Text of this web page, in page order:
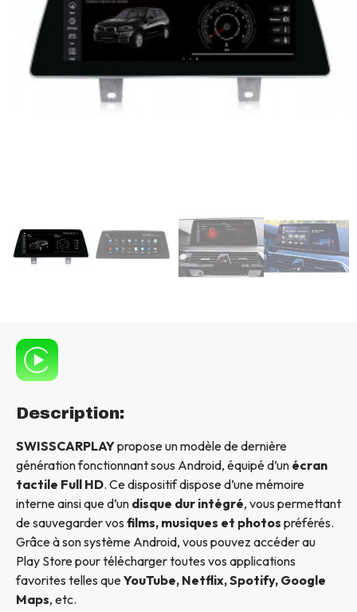
Description:
SWISSCARPLAYpropose un modèle de dernière
génération fonctionnant sous Android, équipé d’un écran
tactile Full HD. Ce dispositif dispose d’une mémoire
interne ainsi que d’un disque dur intégré, vous permettant
de sauvegarder vos films, musiques et photos préférés.
Grâce à son système Android, vous pouvez accéder au
Play Store pour télécharger toutes vos applications
favorites telles queYouTube, Netflix, Spotify, Google
Maps, etc.